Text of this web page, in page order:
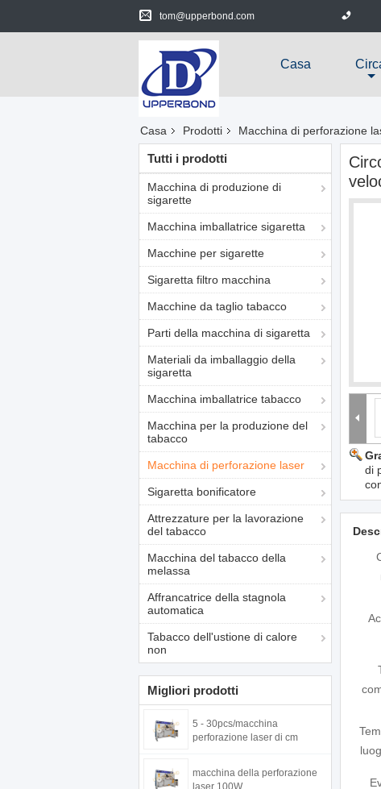
tom@upperbond.com
Casa
Casa Prodotti Macchina di perforazione
Tutti i prodotti
Macchina di produzione di
sigarette
Macchina imballatrice sigaretta
Macchine per sigarette
Sigaretta filtro macchina
Macchine da taglio tabacco
Parti della macchina di sigaretta
Materiali da imballaggio della
sigaretta
Macchina imballatrice tabacco
Macchina per la produzione del
tabacco
Macchina di perforazione laser
Sigaretta bonificatore
Attrezzature per la lavorazione
del tabacco
Macchina del tabacco della
melassa
Affrancatrice della stagnola
automatica
Tabacco dell'ustione di calore
non
Migliori prodotti
5 - 30pcs/macchina
perforazione laser di cm
macchina della perforazione
laser 100W
di